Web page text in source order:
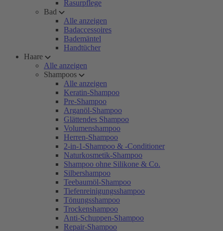
Rasurpflege
Bad
Alle anzeigen
Badaccessoires
Bademäntel
Handtücher
Haare
Alle anzeigen
Shampoos
Alle anzeigen
Keratin-Shampoo
Pre-Shampoo
Arganöl-Shampoo
Glättendes Shampoo
Volumenshampoo
Herren-Shampoo
2-in-1-Shampoo & -Conditioner
Naturkosmetik-Shampoo
Shampoo ohne Silikone & Co.
Silbershampoo
Teebaumöl-Shampoo
Tiefenreinigungsshampoo
Tönungsshampoo
Trockenshampoo
Anti-Schuppen-Shampoo
Repair-Shampoo